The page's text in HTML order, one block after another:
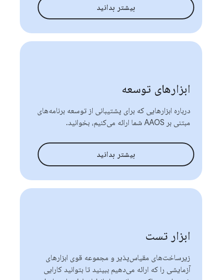
بیشتر بدانید
ابزارهای توسعه
درباره ابزارهایی که برای پشتیبانی از توسعه برنامه‌های
مبتنی بر AAOS شما ارائه می‌کنیم، بخوانید.
بیشتر بدانید
ابزار تست
زیرساخت‌های مقیاس‌پذیر و مجموعه قوی ابزارهای
آزمایشی را که ارائه می‌دهیم ببینید تا بتوانید کارایی